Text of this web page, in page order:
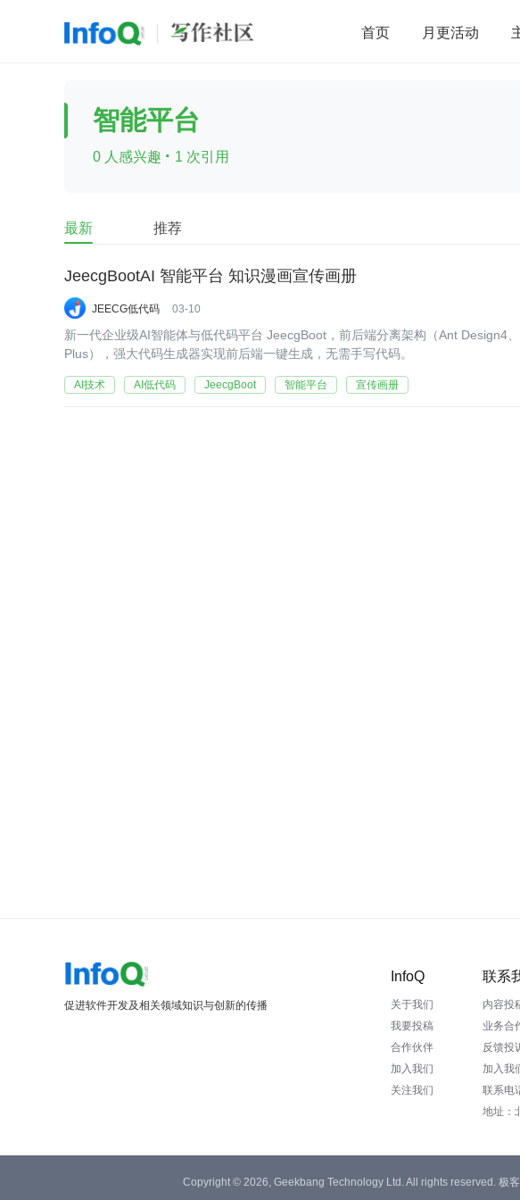
首页 月更活动
前端 AI
查看更多
智能平台
0 人感兴趣 · 1 次引用
最新 推荐
JeecgBootAI 智能平台 知识漫画宣传画册
JEECG低代码 03-10
新一代企业级AI智能体与低代码平台 JeecgBoot，前后端分离架构（Ant Design4
Plus），强大代码生成器实现前后端一键生成，无需手写代码。
AI技术 AI低代码 JeecgBoot 智能平台 宣传画册
促进软件开发及相关领域知识与创新的传播
InfoQ
关于我们
我要投稿
合作伙伴
加入我们
关注我们
联系
内容投
业务合
反馈投
加入我
联系电
地址：
Copyright © 2026, Geekbang Technology Ltd. All rights reserved. 极客